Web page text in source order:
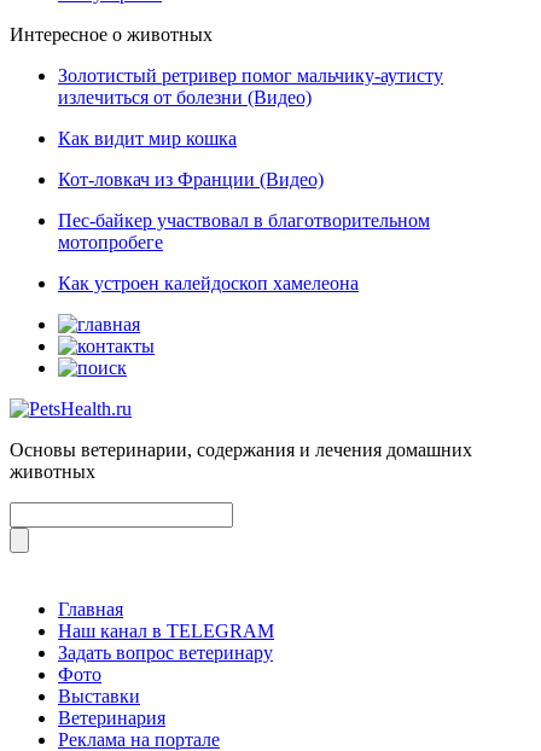
Интересное о животных
Золотистый ретривер помог мальчику-аутисту
излечиться от болезни (Видео)
Как видит мир кошка
Кот-ловкач из Франции (Видео)
Пес-байкер участвовал в благотворительном
мотопробеге
Как устроен калейдоскоп хамелеона
Основы ветеринарии, содержания и лечения домашних
животных
Главная
Наш канал в TELEGRAM
Задать вопрос ветеринару
Фото
Выставки
Ветеринария
Реклама на портале